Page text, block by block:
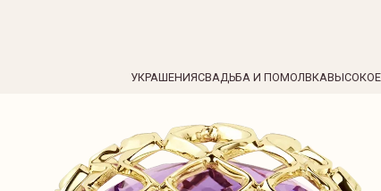
УКРАШЕНИЯСВАДЬБА И ПОМОЛВКА